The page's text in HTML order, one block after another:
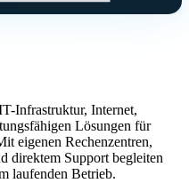
Infrastruktur, Internet,
Lösungen für
eigenen Rechenzentren,
direktem Support begleiten
laufenden Betrieb.